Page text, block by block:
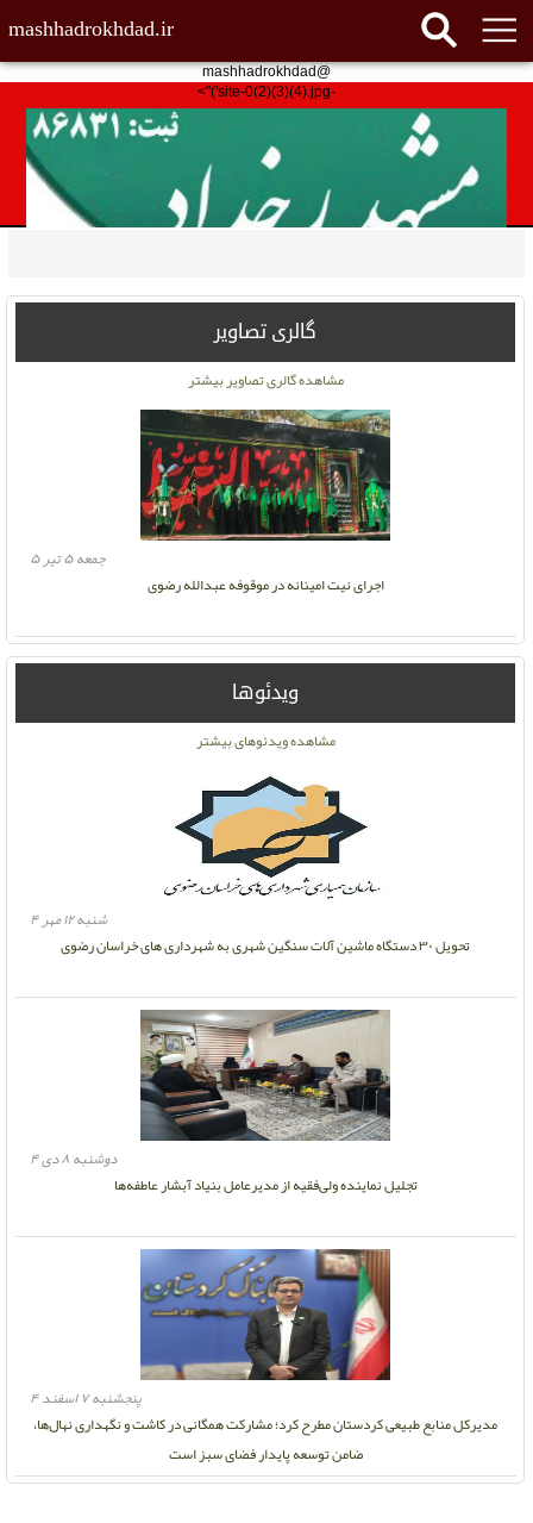
@mashhadrokhdad
mashhadrokhdad.ir
-site-0(2)(3)(4).jpg')">
گالری تصاویر
اجرای نیت امینانه در موقوفه عبدالله رضوی
جمعه ۵ تیر ۵
مشاهده گالری تصاویر بیشتر
ویدئوها
مدیرکل منابع طبیعی کردستان مطرح کرد؛ مشارکت همگانی در کاشت و نگهداری نهال‌ها،
ضامن توسعه پایدار فضای سبز است
پنجشنبه ۷ اسفند ۴
تجلیل نماینده ولی‌فقیه از مدیرعامل بنیاد آبشار عاطفه‌ها
دوشنبه ۸ دی ۴
تحویل ۳۰ دستگاه ماشین آلات سنگین شهری به شهرداری های خراسان رضوی
شنبه ۱۲ مهر ۴
مشاهده ویدئوهای بیشتر